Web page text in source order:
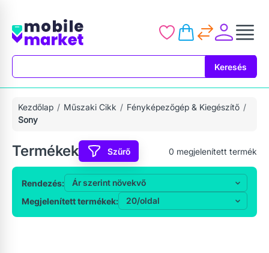
Keresés
Kezdőlap Műszaki Cikk
Fényképezőgép & Kiegészítő
Sony
Termékek Szűrő 0 megjelenített termék
Rendezés:
Megjelenített termékek: